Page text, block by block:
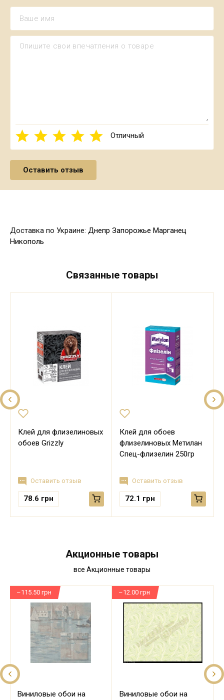
Отличный
Доставка по Украине: Днепр Запорожье Марганец
Никополь
Связанные товары
Клей для флизелиновых
обоев Grizzly
Оставить отзыв
78.6 грн
Клей для обоев
флизелиновых Метилан
Спец-флизелин 250гр
Оставить отзыв
72.1 грн
Акционные товары
все Акционные товары
Виниловые обои на
–115.50 грн
Виниловые обои на
–12.00 грн